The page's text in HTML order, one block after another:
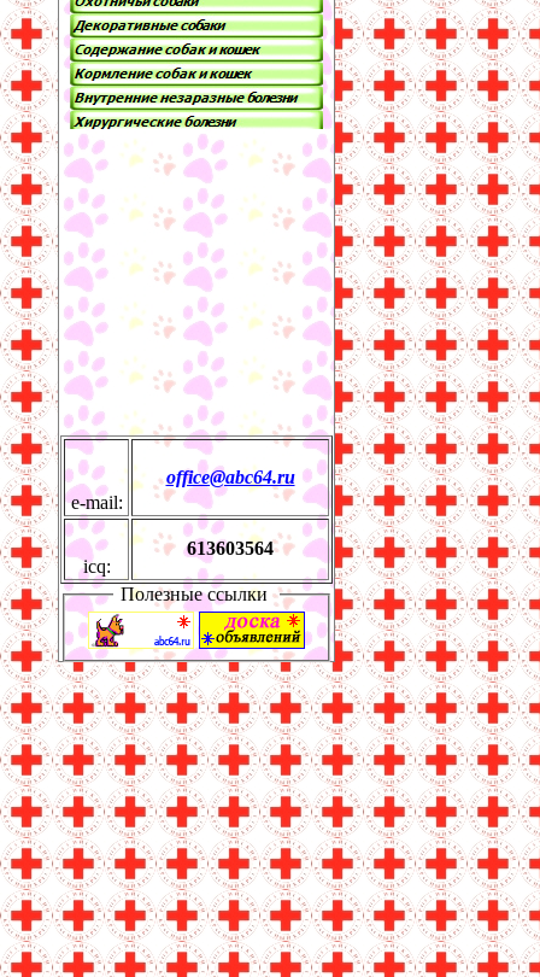
e-mail:
office@abc64.ru
icq:
613603564
Полезные ссылки